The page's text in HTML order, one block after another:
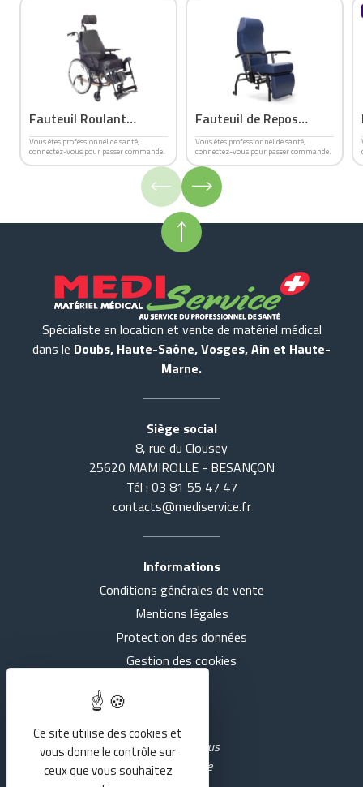
Services
RESPIRER
Fauteuil Roulant
Confort Réa Clématis
Vous êtes professionnel de santé,
connectez-vous pour passer commande.
Fauteuil de Repos
Normandie
Vous êtes professionnel de santé,
connectez-vous pour passer commande.
Spécialiste en location et vente de matériel médical
dans le Doubs, Haute-Saône, Vosges, Ain et Haute-
Marne.
Siège social
8, rue du Clousey
25620 MAMIROLLE - BESANÇON
Tél : 03 81 55 47 47
contacts@mediservice.fr
Informations
Conditions générales de vente
Mentions légales
Protection des données
Gestion des cookies
Rejoignez-nous
sur YouTube
Ce site utilise des cookies et
vous donne le contrôle sur
ceux que vous souhaitez